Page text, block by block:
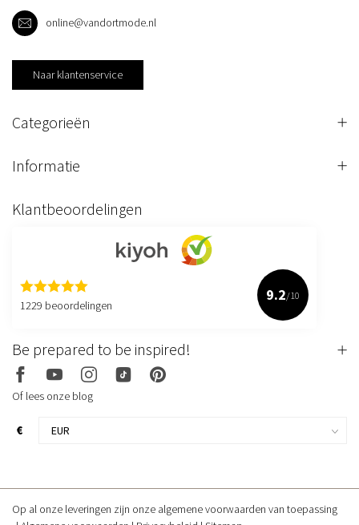
online@vandortmode.nl
Naar klantenservice
Categorieën
Informatie
Klantbeoordelingen
1229 beoordelingen
9.2/10
Be prepared to be inspired!
Of lees onze blog
€
Op al onze leveringen zijn onze algemene voorwaarden van toepassing